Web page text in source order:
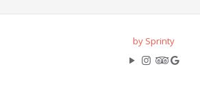
by Sprinty